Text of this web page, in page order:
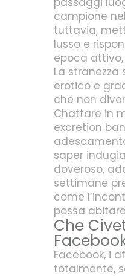
campione
tuttavia,
lusso e
epoca
La stranezza
erotico e
che non
Chattare in
excretion
saper
doveroso,
settimane
come
possa
Che
Facebook, i
totalmente,